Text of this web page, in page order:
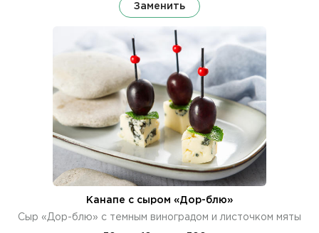
Заменить
Канапе с сыром «Дор-блю»
Сыр «Дор-блю» с темным виноградом и листочком мяты